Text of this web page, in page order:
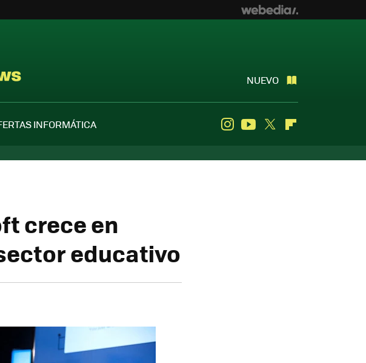
NUEVO
INFORMÁTICA InstagramYoutube
Twitter
crece en
educativo